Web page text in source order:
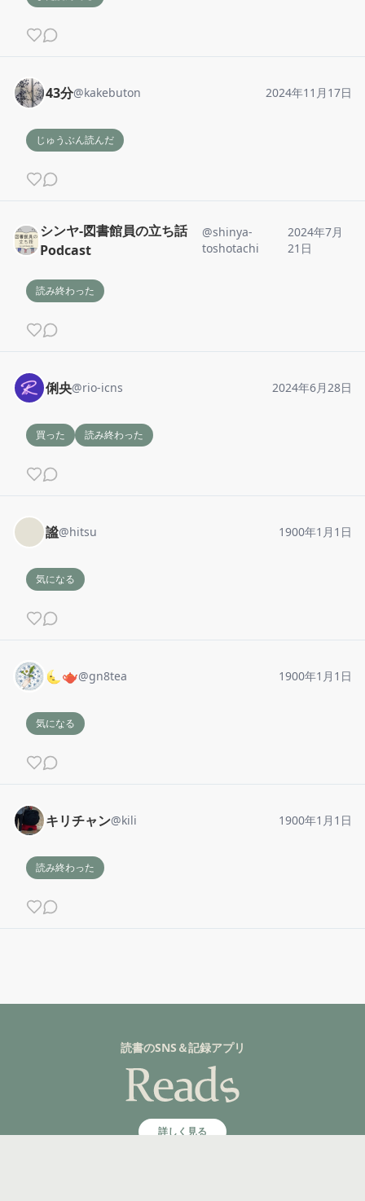
43分@kakebuton 2024年11月17日
じゅうぶん読んだ
シンヤ-図書館員の立ち話
Podcast
@shinya-
toshotachi
2024年7月
21日
読み終わった
俐央@rio-icns 2024年6月28日
買った 読み終わった
謐@hitsu 1900年1月1日
気になる
🌜🫖@gn8tea 1900年1月1日
気になる
キリチャン@kili 1900年1月1日
読み終わった
読書のSNS＆記録アプリ
詳しく見る